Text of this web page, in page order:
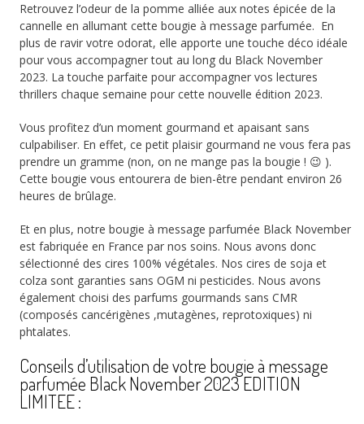
Retrouvez l’odeur de la pomme alliée aux notes épicée de la
cannelle en allumant cette bougie à message parfumée. En
plus de ravir votre odorat, elle apporte une touche déco idéale
pour vous accompagner tout au long du Black November
2023. La touche parfaite pour accompagner vos lectures
thrillers chaque semaine pour cette nouvelle édition 2023.
Vous profitez d’un moment gourmand et apaisant sans
culpabiliser. En effet, ce petit plaisir gourmand ne vous fera pas
prendre un gramme (non, on ne mange pas la bougie ! 😉 ).
Cette bougie vous entourera de bien-être pendant environ 26
heures de brûlage.
Et en plus, notre bougie à message parfumée Black November
est fabriquée en France par nos soins. Nous avons donc
sélectionné des cires 100% végétales. Nos cires de soja et
colza sont garanties sans OGM ni pesticides. Nous avons
également choisi des parfums gourmands sans CMR
(composés cancérigènes ,mutagènes, reprotoxiques) ni
phtalates.
Conseils d’utilisation de votre bougie à message
parfumée Black November 2023 EDITION
LIMITEE :